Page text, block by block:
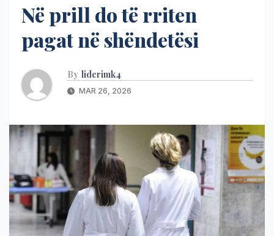
Në prill do të rriten
pagat në shëndetësi
By liderimk4
MAR 26, 2026